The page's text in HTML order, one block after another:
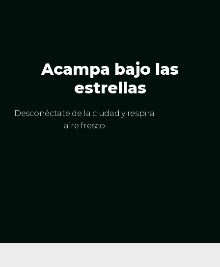
Acampa bajo las
estrellas
Desconéctate de la ciudad y respira
aire fresco